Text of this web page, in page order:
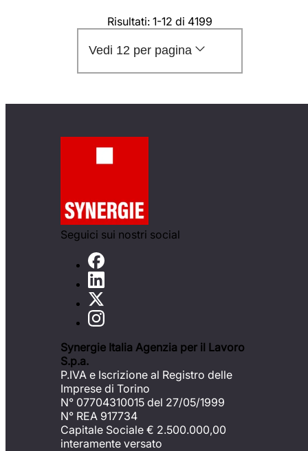
Risultati: 1-12 di 4199
Vedi 12 per pagina
Seguici sui nostri social
Synergie Italia Agenzia per il Lavoro
S.p.a.
P.IVA e Iscrizione al Registro delle
Imprese di Torino
N° 07704310015 del 27/05/1999
N° REA 917734
Capitale Sociale € 2.500.000,00
interamente versato